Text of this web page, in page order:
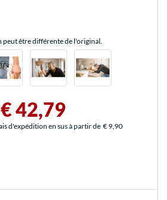
peut être différente de l'original.
€ 42,79
d'expédition en sus à partir de € 9,90